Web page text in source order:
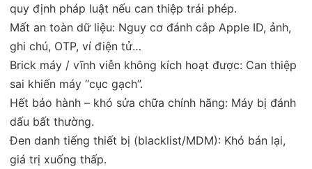
quy định pháp luật nếu can thiệp trái phép.
Mất an toàn dữ liệu: Nguy cơ đánh cắp Apple ID, ảnh,
ghi chú, OTP, ví điện tử…
Brick máy / vĩnh viễn không kích hoạt được: Can thiệp
sai khiến máy “cục gạch”.
Hết bảo hành – khó sửa chữa chính hãng: Máy bị đánh
dấu bất thường.
Đen danh tiếng thiết bị (blacklist/MDM): Khó bán lại,
giá trị xuống thấp.